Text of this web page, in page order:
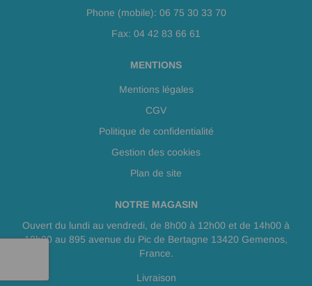
Phone (mobile): 06 75 30 33 70
Fax: 04 42 83 66 61
MENTIONS
Mentions légales
CGV
Politique de confidentialité
Gestion des cookies
Plan de site
NOTRE MAGASIN
Ouvert du lundi au vendredi, de 8h00 à 12h00 et de 14h00 à
18h00 au 895 avenue du Pic de Bertagne 13420 Gemenos,
France.
Livraison